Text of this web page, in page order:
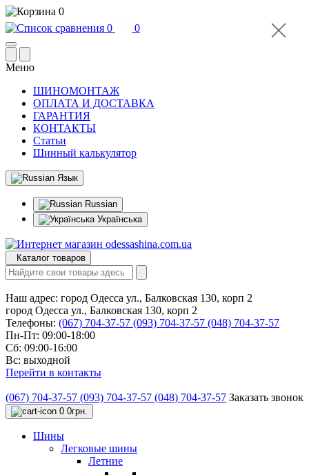
0
0
0
Меню
ШИНОМОНТАЖ
ОПЛАТА И ДОСТАВКА
ГАРАНТИЯ
КОНТАКТЫ
Статьи
Шинный калькулятор
Язык
Russian
Українська
Каталог товаров
Наш адрес: город Одесса ул., Балковская 130, корп 2
город Одесса ул., Балковская 130, корп 2
Телефоны: (067) 704-37-57 (093) 704-37-57 (048) 704-37-57
Пн-Пт: 09:00-18:00
Сб: 09:00-16:00
Вс: выходной
Перейти в контакты
(067) 704-37-57 (093) 704-37-57 (048) 704-37-57 Заказать звонок
0 0грн.
Шины
Легковые шины
Летние